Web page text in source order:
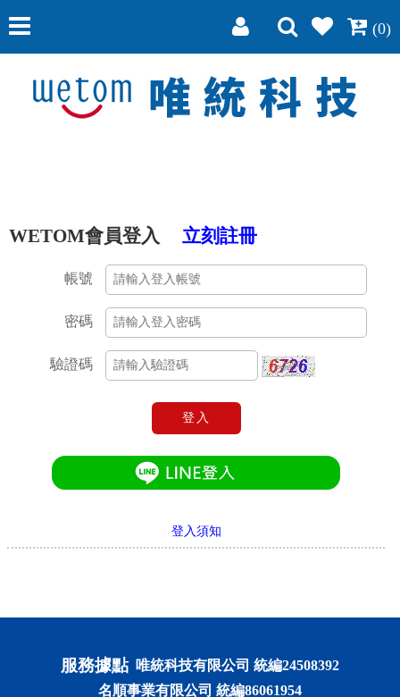
(0)
WETOM會員登入 立刻註冊
帳號
密碼
驗證碼
登入
登入須知
服務據點 唯統科技有限公司 統編24508392
名順事業有限公司 統編86061954